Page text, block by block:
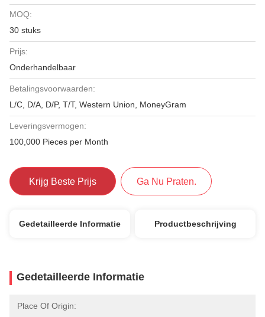
MOQ:
30 stuks
Prijs:
Onderhandelbaar
Betalingsvoorwaarden:
L/C, D/A, D/P, T/T, Western Union, MoneyGram
Leveringsvermogen:
100,000 Pieces per Month
Krijg Beste Prijs Ga Nu Praten.
Gedetailleerde Informatie Productbeschrijving
Gedetailleerde Informatie
Place Of Origin: